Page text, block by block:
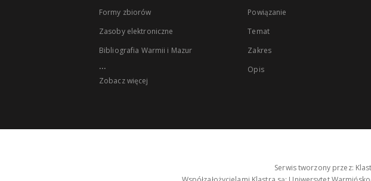
Formy zbiorów
Zasoby elektroniczne
Bibliografia Warmii i Mazur
...
Zobacz więcej
Powiązanie
Temat
Zakres
Opis
Serwis tworzony przez: